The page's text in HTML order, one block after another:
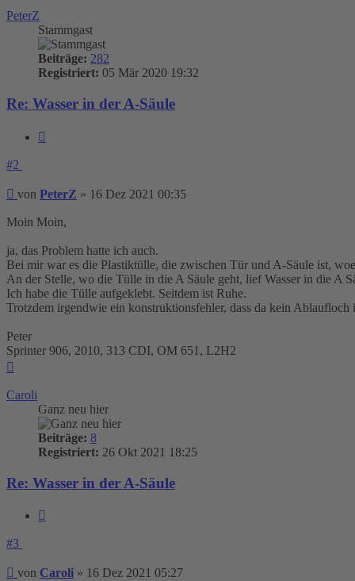
PeterZ
Stammgast
Beiträge: 282
Registriert: 05 Mär 2020 19:32
Re: Wasser in der A-Säule
#2
Beitrag
von PeterZ » 16 Dez 2021 00:35
Moin Moin,
ja, das Problem hatte ich auch.
Bei mir war es die Plastiktülle, die zwischen Tür und A-Säule ist,
An der Stelle, wo die Tülle in die A Säule geht, lief Wasser in die A
Ich habe die Tülle aufgeklebt. Seitdem ist Ruhe.
Trotzdem irgendwie ein konstruktionsfehler, dass da kein Ablaufloch
Peter
Sprinter 906, 2010, 313 CDI, OM 651, L2H2
Caroli
Ganz neu hier
Beiträge: 8
Registriert: 26 Okt 2021 18:25
Re: Wasser in der A-Säule
#3
Beitrag
von Caroli » 16 Dez 2021 05:27